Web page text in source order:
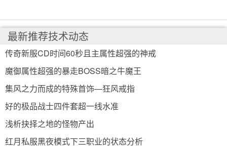
最新推荐技术动态
传奇新服CD时间60秒且主属性超强的神戒
魔御属性超强的暴走BOSS暗之牛魔王
集风之力而成的特殊首饰—狂风戒指
好的极品战士四件套超一线水准
浅析抉择之地的怪物产出
红月私服黑夜模式下三职业的状态分析